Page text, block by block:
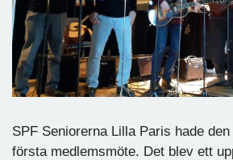
SPF Seniorerna Lilla Paris hade
första medlemsmöte. Det blev ett